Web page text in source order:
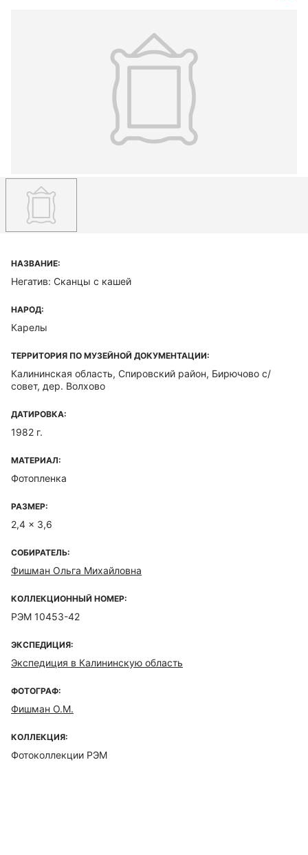
НАЗВАНИЕ:
Негатив: Сканцы с кашей
НАРОД:
Карелы
ТЕРРИТОРИЯ ПО МУЗЕЙНОЙ ДОКУМЕНТАЦИИ:
Калининская область, Спировский район, Бирючово с/
совет, дер. Волхово
ДАТИРОВКА:
1982 г.
МАТЕРИАЛ:
Фотопленка
РАЗМЕР:
2,4 x 3,6
СОБИРАТЕЛЬ:
Фишман Ольга Михайловна
КОЛЛЕКЦИОННЫЙ НОМЕР:
РЭМ 10453-42
ЭКСПЕДИЦИЯ:
Экспедиция в Калининскую область
ФОТОГРАФ:
Фишман О.М.
КОЛЛЕКЦИЯ:
Фотоколлекции РЭМ